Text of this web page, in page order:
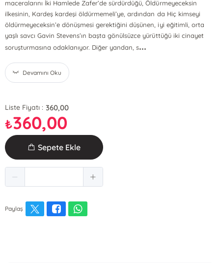
maceralarını İki Hamlede Zafer’de sürdürdüğü, Öldürmeyeceksin
ilkesinin, Kardeş kardeşi öldürmemeli’ye, ardından da Hiç kimseyi
öldürmeyeceksin’e dönüşmesi gerektiğini düşünen, iyi eğitimli, orta
yaşlı savcı Gavin Stevens’ın başta gönülsüzce yürüttüğü iki cinayet
soruşturmasına odaklanıyor. Diğer yandan, s...
Devamını Oku
Liste Fiyatı : 360,00
₺360,00
Sepete Ekle
Paylaş